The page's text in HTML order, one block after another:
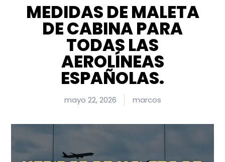
MEDIDAS DE MALETA
DE CABINA PARA
TODAS LAS
AEROLÍNEAS
ESPAÑOLAS.
mayo 22, 2026 marcos